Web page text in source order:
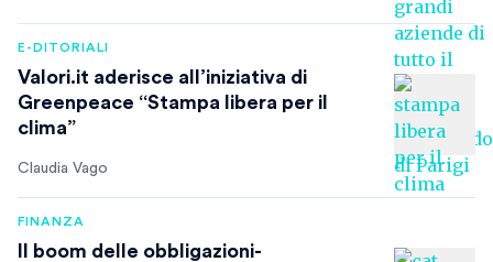
E-DITORIALI
Valori.it aderisce all’iniziativa di
Greenpeace “Stampa libera per il
clima”
Claudia Vago
FINANZA
Il boom delle obbligazioni-